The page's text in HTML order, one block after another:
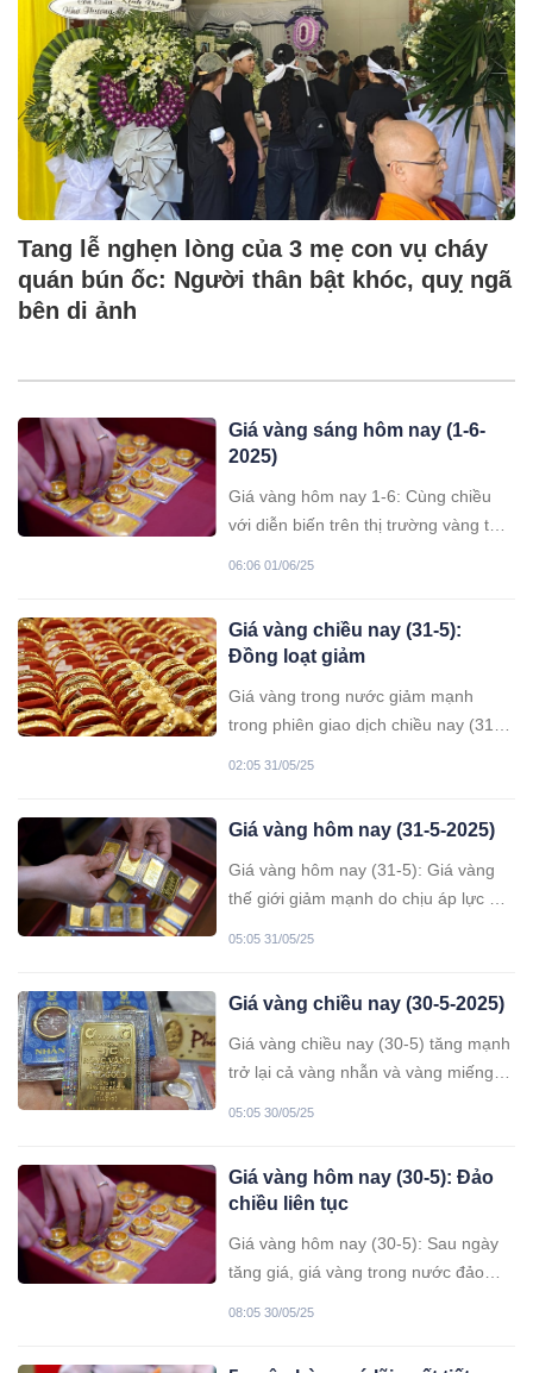
Tang lễ nghẹn lòng của 3 mẹ con vụ cháy
quán bún ốc: Người thân bật khóc, quỵ ngã
bên di ảnh
Giá vàng sáng hôm nay (1-6-
2025)
Giá vàng hôm nay 1-6: Cùng chiều
với diễn biến trên thị trường vàng thế
bán ra.
06:06 01/06/25
Giá vàng chiều nay (31-5):
Đồng loạt giảm
Giá vàng trong nước giảm mạnh
trong phiên giao dịch chiều nay (31-
02:05 31/05/25
Giá vàng hôm nay (31-5-2025)
Giá vàng hôm nay (31-5): Giá vàng
thế giới giảm mạnh do chịu áp lực bởi
05:05 31/05/25
Giá vàng chiều nay (30-5-2025)
Giá vàng chiều nay (30-5) tăng mạnh
trở lại cả vàng nhẫn và vàng miếng
05:05 30/05/25
Giá vàng hôm nay (30-5): Đảo
chiều liên tục
Giá vàng hôm nay (30-5): Sau ngày
tăng giá, giá vàng trong nước đảo
08:05 30/05/25